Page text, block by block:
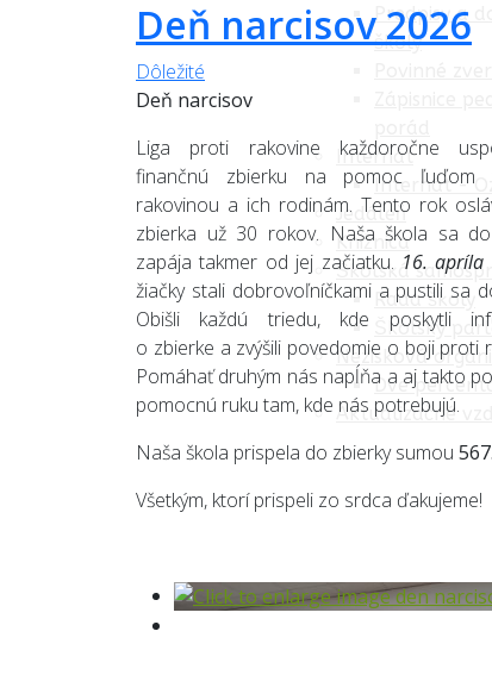
Predpisy a
školy
Zápisnice
Internát
Internát -
Jedáleň
Knižnica
Školská
Rada školy
Školský
Nezisková
Dve
Aktualizačné
Deň narcisov 2026
Dôležité
Deň narcisov
Liga proti rakovine každoročne
finančnú zbierku na pomoc ľuďom
rakovinou a ich rodinám. Tento rok
zbierka už 30 rokov. Naša škola sa
zapája takmer od jej začiatku. 16. apríla
žiačky stali dobrovoľníčkami a pustili sa
Obišli každú triedu, kde poskytli
o zbierke a zvýšili povedomie o boji proti
Pomáhať druhým nás napĺňa a aj takto
pomocnú ruku tam, kde nás potrebujú.
Naša škola prispela do zbierky sumou
Všetkým, ktorí prispeli zo srdca ďakujeme!